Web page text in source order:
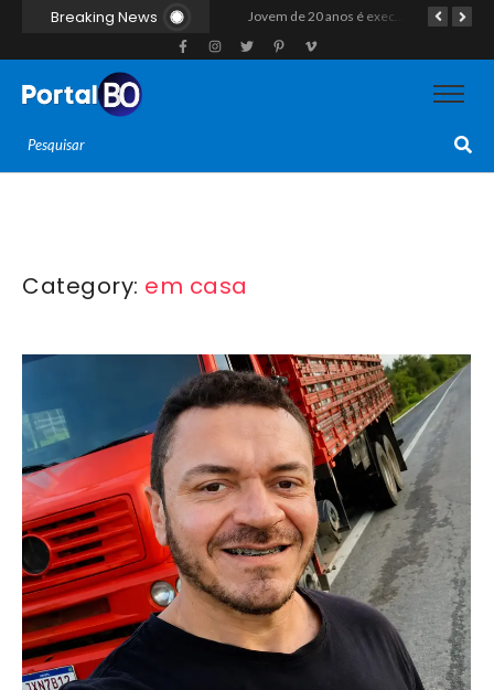
Breaking News
“Operação Liberdade”: Polícias Civil e Militar prendem seis integrantes de grupo criminoso por tráfico de drogas em Tibau do Sul Jovem de 20 anos é executado a tiros em rede na companhia da namorada após criminosos invadirem casa fingindo ser policiais em Assú Homem com histórico de crimes sexuais é preso preventivamente por importunação sexual em supermercado de Caicó
Category: em casa